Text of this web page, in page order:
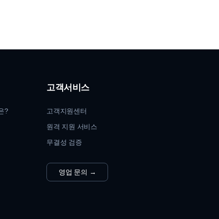
?
고객서비스
고객지원센터
원격 지원 서비스
무결성 검증
영업 문의 →